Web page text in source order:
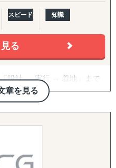
スピード 知識
る
章を見る
設計 → 実行 → 着地」まで
るゼロ→イチの意思決定か